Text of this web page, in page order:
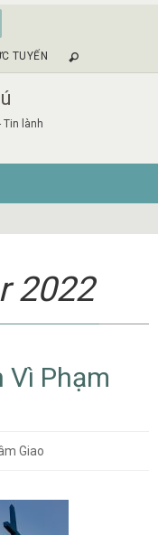
TUYẾN
Tin lành
2022
Vì Phạm
Giao